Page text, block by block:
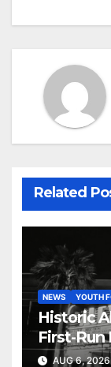
Related
NEWS YOUTH
Historic
First-Run
AUG 6, 2026